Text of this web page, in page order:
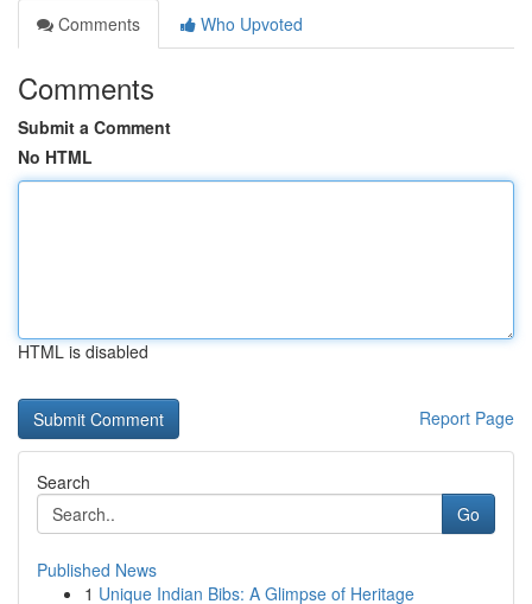
Comments
Who Upvoted
Comments
Submit a Comment
No HTML
HTML is disabled
Report Page
Search
Go
Published News
1 Unique Indian Bibs: A Glimpse of Heritage